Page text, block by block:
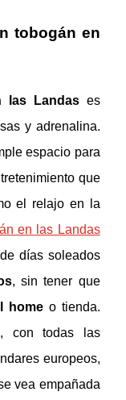
tobogán en
las Landases
y adrenalina.
espacio para
que
el relajo en la
en las Landas
días soleados
, sin tener que
homeo tienda.
con todas las
europeos,
vea empañada